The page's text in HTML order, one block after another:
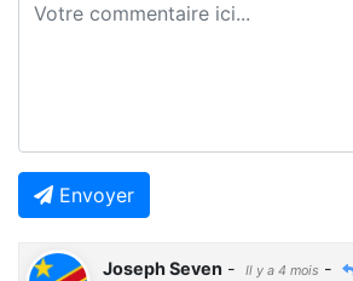
Envoyer
Joseph Seven - Il y a 4 mois -